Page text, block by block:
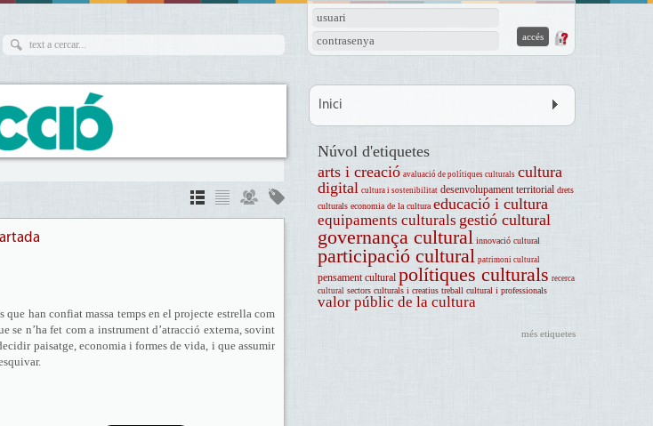
usuari
contrasenya
han confiat massa temps en el projecte estrella com
se n’ha fet com a instrument d’atracció externa, sovint
paisatge, economia i formes de vida, i que assumir
Inici
Núvol d'etiquetes
arts i creació avaluació de polítiques culturals cultura
digital cultura i sostenibilitat desenvolupament territorial drets
culturals economia de la cultura educació i cultura
equipaments culturals gestió cultural
governança cultural innovació cultural
participació cultural patrimoni cultural
pensament cultural polítiques culturals recerca
cultural sectors culturals i creatius treball cultural i professionals
valor públic de la cultura
més etiquetes